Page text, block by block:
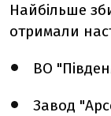
Найбільше
отримали
ВО
Завод